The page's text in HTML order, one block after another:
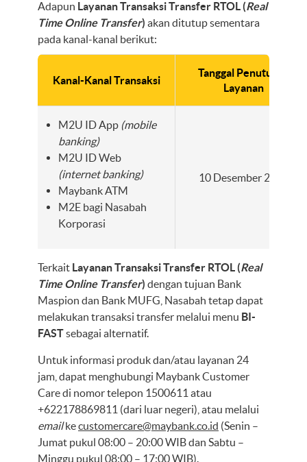
Adapun Layanan Transaksi Transfer RTOL (Real
Time Online Transfer) akan ditutup sementara
pada kanal-kanal berikut:
Kanal-Kanal Transaksi
Tanggal Penutupan
Layanan
M2U ID App (mobile
banking)
M2U ID Web
(internet banking)
Maybank ATM
M2E bagi Nasabah
Korporasi
10 Desember 2023
Terkait Layanan Transaksi Transfer RTOL (Real
Time Online Transfer) dengan tujuan Bank
Maspion dan Bank MUFG, Nasabah tetap dapat
melakukan transaksi transfer melalui menu BI-
FASTsebagai alternatif.
Untuk informasi produk dan/atau layanan 24
jam, dapat menghubungi Maybank Customer
Care di nomor telepon 1500611 atau
+622178869811 (dari luar negeri), atau melalui
emailkecustomercare@maybank.co.id (Senin –
Jumat pukul 08:00 – 20:00 WIB dan Sabtu –
Minggu pukul 08:00 – 17:00 WIB).